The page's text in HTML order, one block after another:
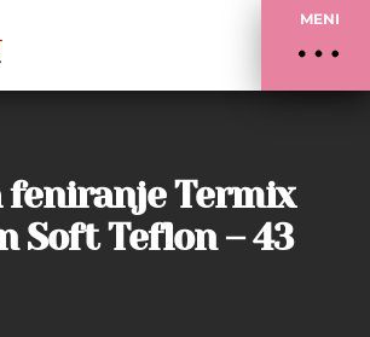
MENI
feniranje Termix
Soft Teflon – 43